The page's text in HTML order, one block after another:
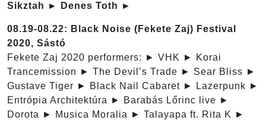
Sikztah ► Denes Toth ►
08.19-08.22: Black Noise (Fekete Zaj) Festival
2020, Sástó
Fekete Zaj 2020 performers: ► VHK ► Korai
Trancemission ► The Devil’s Trade ► Sear Bliss ►
Gustave Tiger ► Black Nail Cabaret ► Lazerpunk ►
Entrópia Architektúra ► Barabás Lőrinc live ►
Dorota ► Musica Moralia ► Talayapa ft. Rita K ►